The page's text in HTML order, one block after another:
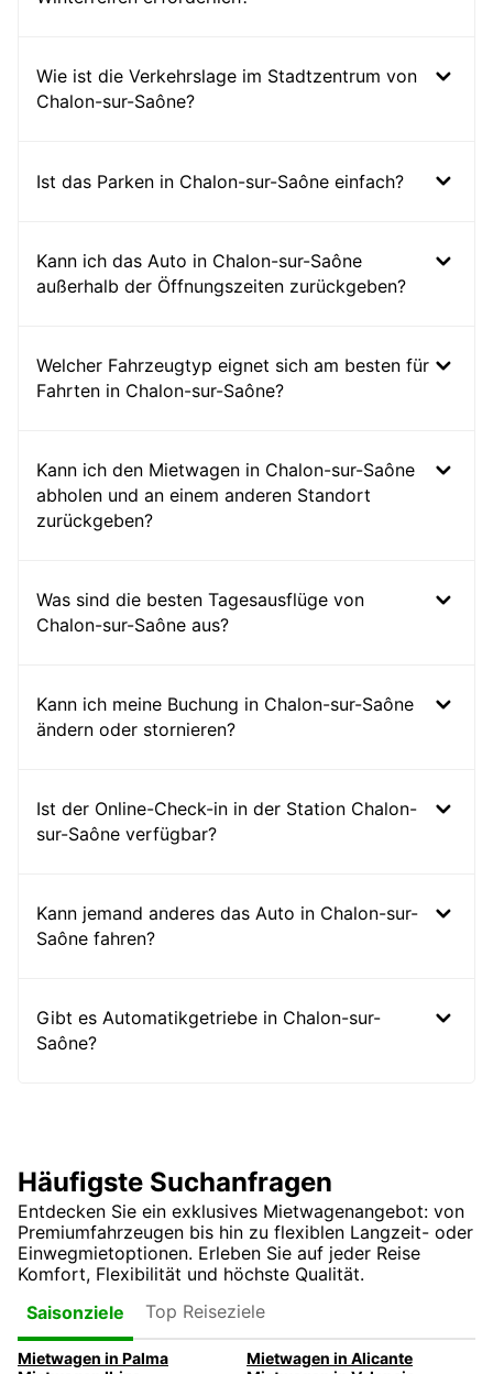
Wie ist die Verkehrslage im Stadtzentrum von
Chalon-sur-Saône?
Ist das Parken in Chalon-sur-Saône einfach?
Kann ich das Auto in Chalon-sur-Saône
außerhalb der Öffnungszeiten zurückgeben?
Welcher Fahrzeugtyp eignet sich am besten für
Fahrten in Chalon-sur-Saône?
Kann ich den Mietwagen in Chalon-sur-Saône
abholen und an einem anderen Standort
zurückgeben?
Was sind die besten Tagesausflüge von
Chalon-sur-Saône aus?
Kann ich meine Buchung in Chalon-sur-Saône
ändern oder stornieren?
Ist der Online-Check-in in der Station Chalon-
sur-Saône verfügbar?
Kann jemand anderes das Auto in Chalon-sur-
Saône fahren?
Gibt es Automatikgetriebe in Chalon-sur-
Saône?
Häufigste Suchanfragen
Entdecken Sie ein exklusives Mietwagenangebot: von
Premiumfahrzeugen bis hin zu flexiblen Langzeit- oder
Einwegmietoptionen. Erleben Sie auf jeder Reise
Komfort, Flexibilität und höchste Qualität.
Saisonziele
Top Reiseziele
Mietwagen in Palma
Mietwagen in Alicante